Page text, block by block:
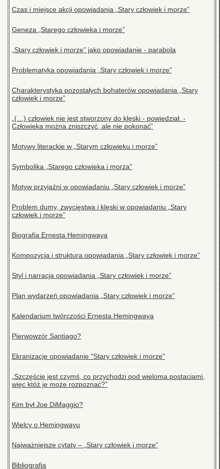
Czas i miejsce akcji opowiadania „Stary człowiek i morze”
Geneza „Starego człowieka i morze”
„Stary człowiek i morze” jako opowiadanie - parabola
Problematyka opowiadania „Stary człowiek i morze”
Charakterystyka pozostałych bohaterów opowiadania „Stary
człowiek i morze”
„(…) człowiek nie jest stworzony do klęski - powiedział. -
Człowieka można zniszczyć, ale nie pokonać”
Motywy literackie w „Starym człowieku i morze”
Symbolika „Starego człowieka i morza”
Motyw przyjaźni w opowiadaniu „Stary człowiek i morze”
Problem dumy, zwycięstwa i klęski w opowiadaniu „Stary
człowiek i morze”
Biografia Ernesta Hemingwaya
Kompozycja i struktura opowiadania „Stary człowiek i morze”
Styl i narracja opowiadania „Stary człowiek i morze”
Plan wydarzeń opowiadania „Stary człowiek i morze”
Kalendarium twórczości Ernesta Hemingwaya
Pierwowzór Santiago?
Ekranizacje opowiadanie "Stary człowiek i morze"
„Szczęście jest czymś, co przychodzi pod wieloma postaciami,
więc któż je może rozpoznać?”
Kim był Joe DiMaggio?
Wielcy o Hemingwayu
Najważniejsze cytaty – „Stary człowiek i morze”
Bibliografia